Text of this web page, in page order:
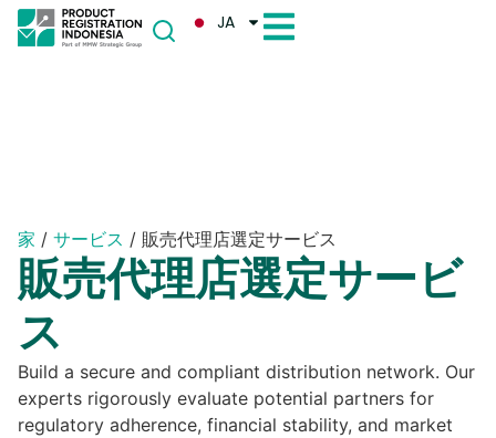
JA
家 / サービス / 販売代理店選定サービス
販売代理店選定サービ
ス
Build a secure and compliant distribution network. Our
experts rigorously evaluate potential partners for
regulatory adherence, financial stability, and market